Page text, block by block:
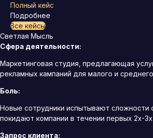
Полный кейс
Подробнее
Все кейсы
Светлая Мысль
Сфера деятельности:
Маркетинговая студия, предлагающая
рекламных кампаний для малого и
Боль:
Новые сотрудники испытывают сложности
покидают компании в течении первых 2х-
Запрос клиента: